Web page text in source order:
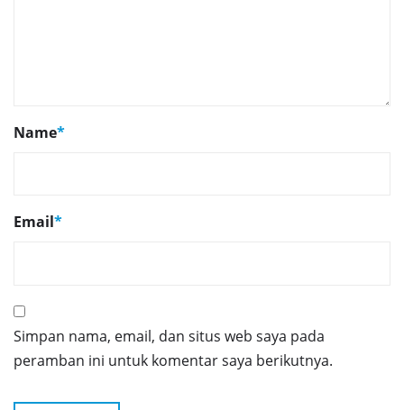
Name*
Email*
Simpan nama, email, dan situs web saya pada
peramban ini untuk komentar saya berikutnya.